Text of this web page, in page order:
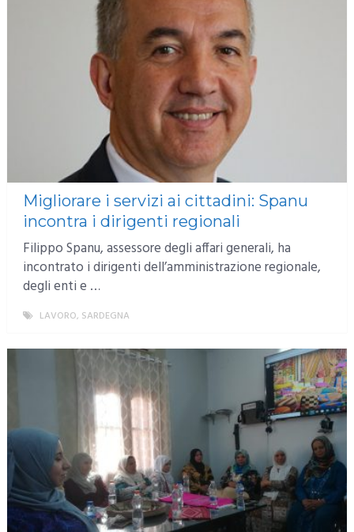
Migliorare i servizi ai cittadini: Spanu
incontra i dirigenti regionali
Filippo Spanu, assessore degli affari generali, ha
incontrato i dirigenti dell’amministrazione regionale,
degli enti e …
LAVORO, SARDEGNA